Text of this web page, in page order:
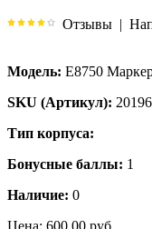
Отзывы |
Модель: E8750
SKU (Артикул):
Тип корпуса:
Бонусные баллы: 1
Наличие: 0
Цена: 600.00 руб